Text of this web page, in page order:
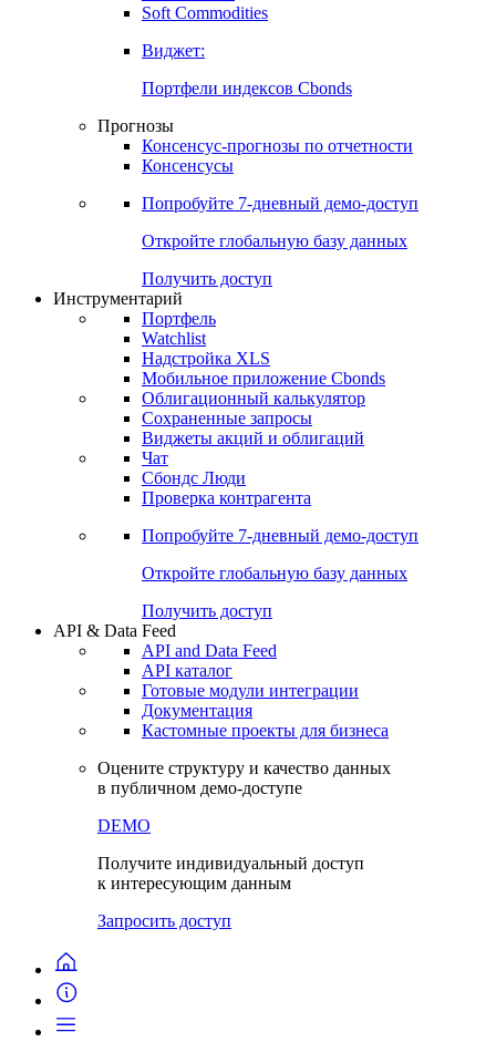
Soft Commodities
Виджет:
Портфели индексов Cbonds
Прогнозы
Консенсус-прогнозы по отчетности
Консенсусы
Попробуйте 7-дневный демо-доступ
Откройте глобальную базу данных
Получить доступ
Инструментарий
Портфель
Watchlist
Надстройка XLS
Мобильное приложение Cbonds
Облигационный калькулятор
Сохраненные запросы
Виджеты акций и облигаций
Чат
Сбондс Люди
Проверка контрагента
Попробуйте 7-дневный демо-доступ
Откройте глобальную базу данных
Получить доступ
API & Data Feed
API and Data Feed
API каталог
Готовые модули интеграции
Документация
Кастомные проекты для бизнеса
Оцените структуру и качество данных
в публичном демо-доступе
DEMO
Получите индивидуальный доступ
к интересующим данным
Запросить доступ